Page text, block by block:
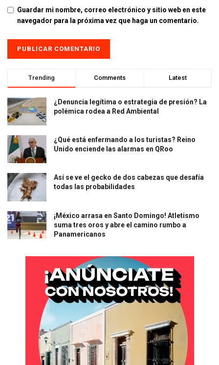
Guardar mi nombre, correo electrónico y sitio web en este
navegador para la próxima vez que haga un comentario.
Trending Comments Latest
¿Denuncia legítima o estrategia de presión? La
polémica rodea a Red Ambiental
¿Qué está enfermando a los turistas? Reino
Unido enciende las alarmas en QRoo
Así se ve el gecko de dos cabezas que desafía
todas las probabilidades
¡México arrasa en Santo Domingo! Atletismo
suma tres oros y abre el camino rumbo a
Panamericanos